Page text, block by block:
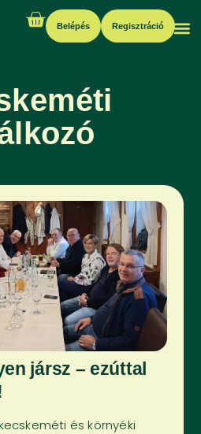
Belépés Regisztráció
jársz – ezúttal
és környéki